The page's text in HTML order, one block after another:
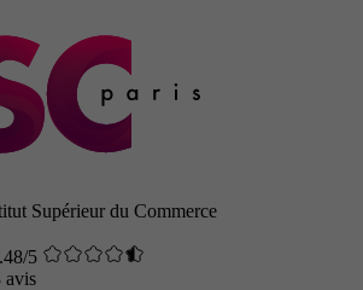
Supérieur du Commerce
5
avis